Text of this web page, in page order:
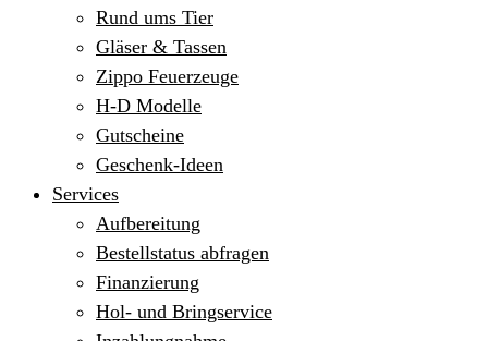
Rund ums Tier
Gläser & Tassen
Zippo Feuerzeuge
H-D Modelle
Gutscheine
Geschenk-Ideen
Services
Aufbereitung
Bestellstatus abfragen
Finanzierung
Hol- und Bringservice